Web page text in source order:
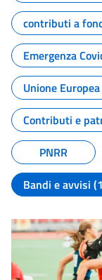
contributi a
Emergenza
Unione Europea
Contributi e
PNRR
Bandi e avvisi